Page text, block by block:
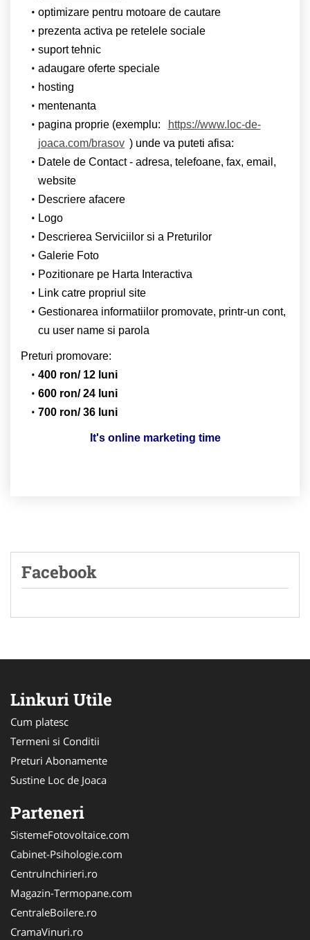
optimizare pentru motoare de cautare
prezenta activa pe retelele sociale
suport tehnic
adaugare oferte speciale
hosting
mentenanta
pagina proprie (exemplu:
https://www.loc-de-
joaca.com/brasov ) unde va puteti afisa:
Datele de Contact - adresa, telefoane, fax, email,
website
Descriere afacere
Logo
Descrierea Serviciilor si a Preturilor
Galerie Foto
Pozitionare pe Harta Interactiva
Link catre propriul site
Gestionarea informatiilor promovate, printr-un cont,
cu user name si parola
Preturi promovare:
400 ron/ 12 luni
600 ron/ 24 luni
700 ron/ 36 luni
It's online marketing time
Facebook
Linkuri Utile
Cum platesc
Termeni si Conditii
Preturi Abonamente
Sustine Loc de Joaca
Parteneri
SistemeFotovoltaice.com
Cabinet-Psihologie.com
CentruInchirieri.ro
Magazin-Termopane.com
CentraleBoilere.ro
CramaVinuri.ro